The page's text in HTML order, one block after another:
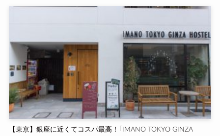
【東京】銀座に近くてコスパ最高！｢IMANO TOKYO GINZA